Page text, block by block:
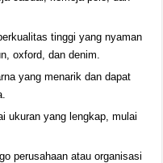
tinggi yang nyaman
oxford, dan denim.
yang menarik dan dapat
ukuran yang lengkap, mulai
perusahaan atau organisasi